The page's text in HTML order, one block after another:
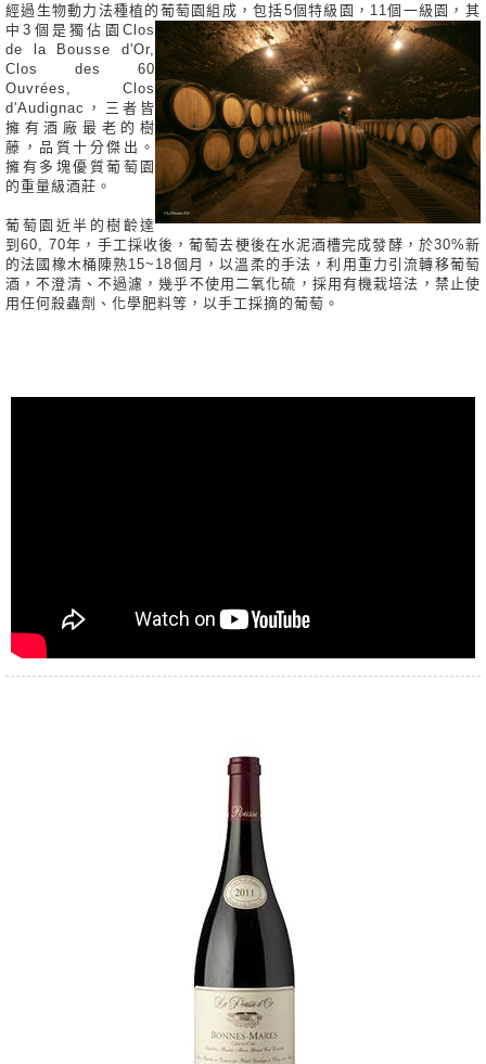
經過生物動力法種植的葡萄園組 成，包括5個特級園，11個一級園，其
中3個是獨佔園Clos
de la Bousse d'Or,
Clos des 60
Ouvrées, Clos
d'Audignac，三者皆
擁有酒廠最老的樹
藤，品質十分傑出。
擁有多塊優質葡萄園
的重量級酒莊。
葡萄園近半的樹齡達
到60, 70年，手工採收後，葡萄去梗後在水泥酒槽完成發酵，於30%新
的法國橡木桶陳熟15~18個月，以溫柔的手法，利用重力引流轉移葡萄
酒，不澄清、不過濾，幾乎不使用二氧化硫，採用有機栽培法，禁止使
用任何殺蟲劑、化學肥料等，以手工採摘的葡萄。